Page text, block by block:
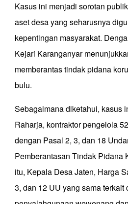
Kasus ini menjadi sorotan
aset desa yang seharusnya
kepentingan masyarakat.
Kejari Karanganyar
memberantas tindak pidana
bulu.
Sebagaimana diketahui, kasus
Raharja, kontraktor pengelola
dengan Pasal 2, 3, dan 18
Pemberantasan Tindak Pidana
itu, Kepala Desa Jaten, Harga
3, dan 12 UU yang sama terkait